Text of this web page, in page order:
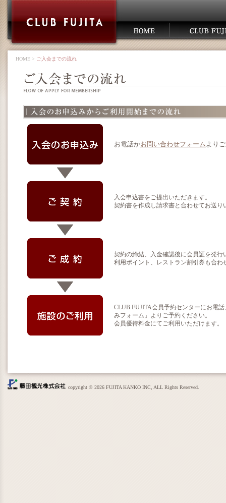
HOME > ご入会までの流れ
お電話かお問い合わせフォームより
入会申込書をご提出いただきます。
契約書を作成し請求書と合わせてお送り
契約の締結、入金確認後に会員証を発行
利用ポイント、レストラン割引券も合わ
CLUB FUJITA会員予約センターにお電
みフォーム」よりご予約ください。
会員優待料金にてご利用いただけます。
copyright © 2026 FUJITA KANKO INC, ALL Rights Reserved.